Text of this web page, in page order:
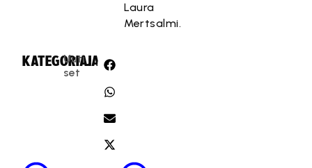
Laura
Mertsalmi.
KATEGORIA:
Uuti
set
JAA: